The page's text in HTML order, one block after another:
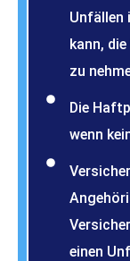
Unfällen
kann,
zu
Die
wenn
einen